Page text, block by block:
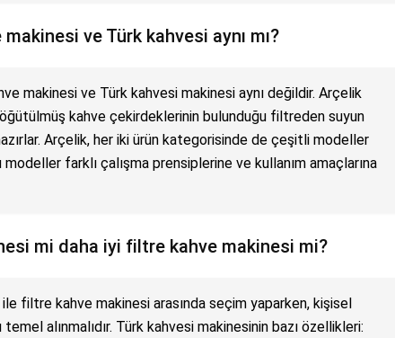
ve Türk kahvesi aynı mı?
makinesi ve Türk kahvesi makinesi aynı değildir. Arçelik
kahve çekirdeklerinin bulunduğu filtreden suyun
Arçelik, her iki ürün kategorisinde de çeşitli modeller
modeller farklı çalışma prensiplerine ve kullanım amaçlarına
mi daha iyi filtre kahve makinesi mi?
filtre kahve makinesi arasında seçim yaparken, kişisel
alınmalıdır. Türk kahvesi makinesinin bazı özellikleri: